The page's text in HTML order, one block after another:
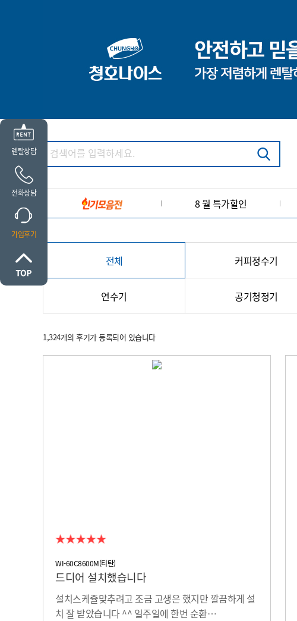
8 월 특가할인
전체 커피정수기
연수기 공기청정기
1,324개의 후기가 등록되어 있습니다
WI-60C8600M(티탄)
드디어 설치했습니다
설치스케쥴맞추려고 조금 고생은 했지만 깔끔하게 설
치 잘 받았습니다 ^^ 일주일에 한번 순환…
렌탈상담
전화상담
가입후기